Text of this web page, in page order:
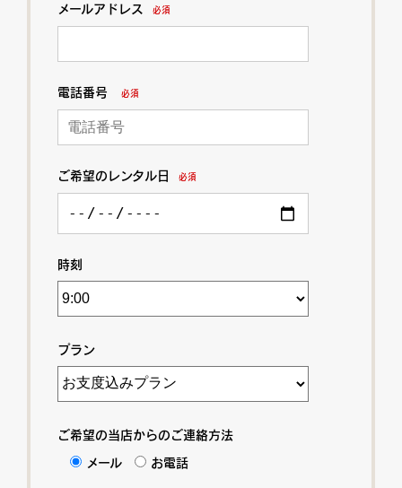
メールアドレス 必須
電話番号 必須
ご希望のレンタル日 必須
時刻
プラン
ご希望の当店からのご連絡方法
メール お電話